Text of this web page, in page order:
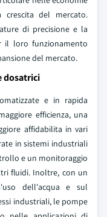
crescita del mercato.
di precisione e la
il loro funzionamento
del mercato.
dosatrici
e in rapida
efficienza, una
affidabilita in vari
in sistemi industriali
e un monitoraggio
fluidi. Inoltre, con un
dell'acqua e sul
industriali, le pompe